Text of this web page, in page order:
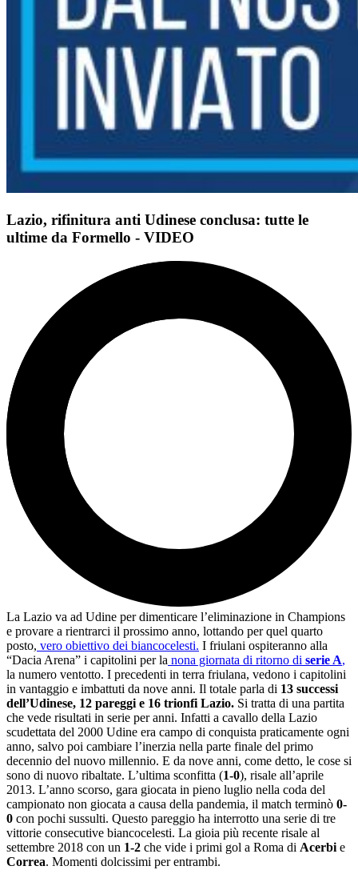
Lazio, rifinitura anti Udinese conclusa: tutte le
ultime da Formello - VIDEO
La Lazio va ad Udine per dimenticare l’eliminazione in Champions
e provare a rientrarci il prossimo anno, lottando per quel quarto
posto, vero obiettivo dei biancocelesti. I friulani ospiteranno alla
“Dacia Arena” i capitolini per la nona giornata di ritorno di serie A,
la numero ventotto. I precedenti in terra friulana, vedono i capitolini
in vantaggio e imbattuti da nove anni. Il totale parla di 13 successi
dell’Udinese, 12 pareggi e 16 trionfi Lazio. Si tratta di una partita
che vede risultati in serie per anni. Infatti a cavallo della Lazio
scudettata del 2000 Udine era campo di conquista praticamente ogni
anno, salvo poi cambiare l’inerzia nella parte finale del primo
decennio del nuovo millennio. E da nove anni, come detto, le cose si
sono di nuovo ribaltate. L’ultima sconfitta (1-0), risale all’aprile
2013. L’anno scorso, gara giocata in pieno luglio nella coda del
campionato non giocata a causa della pandemia, il match terminò 0-
0 con pochi sussulti. Questo pareggio ha interrotto una serie di tre
vittorie consecutive biancocelesti. La gioia più recente risale al
settembre 2018 con un 1-2 che vide i primi gol a Roma di Acerbi e
Correa. Momenti dolcissimi per entrambi.